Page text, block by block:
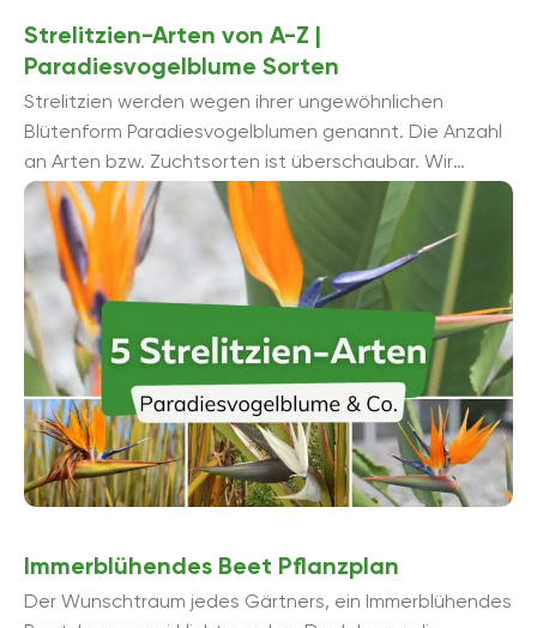
Strelitzien-Arten von A-Z |
Paradiesvogelblume Sorten
Strelitzien werden wegen ihrer ungewöhnlichen
Blütenform Paradiesvogelblumen genannt. Die Anzahl
an Arten bzw. Zuchtsorten ist überschaubar. Wir
stellen Ihnen hier die fünf bekannten Strelitzien-Arten
vor.
Immerblühendes Beet Pflanzplan
Der Wunschtraum jedes Gärtners, ein Immerblühendes